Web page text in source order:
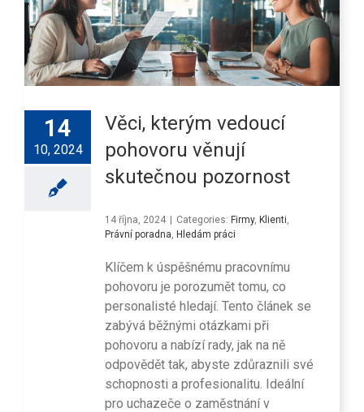
14
10, 2024
Věci, kterým vedoucí
pohovoru věnují
skutečnou pozornost
14 října, 2024 | Categories: Firmy, Klienti
Právní poradna Hledám práci
Klíčem k úspěšnému pracovnímu
pohovoru je porozumět tomu, co
personalisté hledají. Tento článek se
zabývá běžnými otázkami při
pohovoru a nabízí rady, jak na ně
odpovědět tak, abyste zdůraznili své
schopnosti a profesionalitu. Ideální
pro uchazeče o zaměstnání v